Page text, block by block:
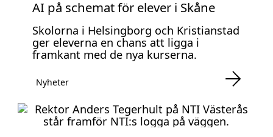
AI på schemat för elever i Skåne
Skolorna i Helsingborg och Kristianstad
ger eleverna en chans att ligga i
framkant med de nya kurserna.
Nyheter